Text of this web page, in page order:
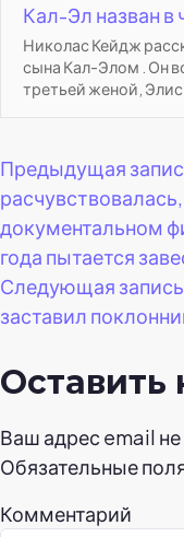
Кал-Эл назван в
Николас Кейдж
сына Кал-Элом . Он
третьей женой, Элис
по
записям
Предыдущая
документальном
года пытается
Следующая запись
заставил
Оставить
Ваш адрес email
Обязательные
Комментарий